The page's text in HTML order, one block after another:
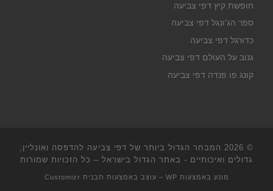
חופשת קיץ דפי צביעה
ספר הג'ונגל דפי צביעה
כדורגל דפי צביעה
גנוב על העולם דפי צביעה
קונג פו פנדה דפי צביעה
© 2026
המבחר הגדול ביותר של דפי צביעה להדפסה ואונליין,
גדולים ואיכותיים - באתר הגדול בישראל – כל הזכויות שמורות
מונע באמצעות WP – עוצב באמצעות תבנית Customizr